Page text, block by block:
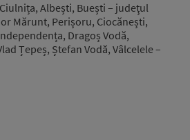
Albești, Buești – judeţul
Mărunt, Perișoru, Ciocănești,
Dragoș Vodă,
Țepeș, Ștefan Vodă, Vâlcelele –